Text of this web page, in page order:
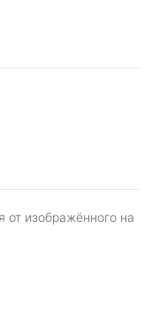
от изображённого на